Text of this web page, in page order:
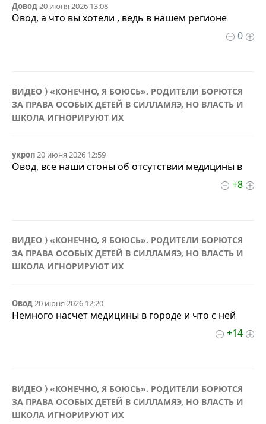
Довод20 июня 2026 13:08
Овод, а что вы хотели , ведь в нашем регионе
0
ВИДЕО ⟩ «КОНЕЧНО, Я БОЮСЬ». РОДИТЕЛИ БОРЮТСЯ
ЗА ПРАВА ОСОБЫХ ДЕТЕЙ В СИЛЛАМЯЭ, НО ВЛАСТЬ И
ШКОЛА ИГНОРИРУЮТ ИХ
укроп20 июня 2026 12:59
Овод, все наши стоны об отсутствии медицины в
+8
ВИДЕО ⟩ «КОНЕЧНО, Я БОЮСЬ». РОДИТЕЛИ БОРЮТСЯ
ЗА ПРАВА ОСОБЫХ ДЕТЕЙ В СИЛЛАМЯЭ, НО ВЛАСТЬ И
ШКОЛА ИГНОРИРУЮТ ИХ
Овод20 июня 2026 12:20
Немного насчет медицины в городе и что с ней
+14
ВИДЕО ⟩ «КОНЕЧНО, Я БОЮСЬ». РОДИТЕЛИ БОРЮТСЯ
ЗА ПРАВА ОСОБЫХ ДЕТЕЙ В СИЛЛАМЯЭ, НО ВЛАСТЬ И
ШКОЛА ИГНОРИРУЮТ ИХ